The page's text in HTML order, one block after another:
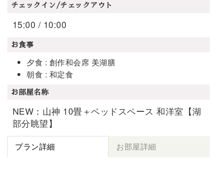
チェックイン/チェックアウト
15:00 / 10:00
お食事
夕食 : 創作和会席 美湖膳
朝食 : 和定食
お部屋名称
NEW：山神 10畳＋ベッドスペース 和洋室【湖
部分眺望】
プラン詳細 お部屋詳細